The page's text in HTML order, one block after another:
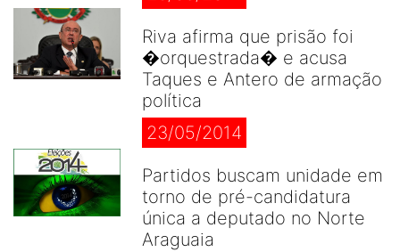
Riva afirma que prisão foi
�orquestrada� e acusa
Taques e Antero de armação
política
23/05/2014
Partidos buscam unidade em
torno de pré-candidatura
única a deputado no Norte
Araguaia